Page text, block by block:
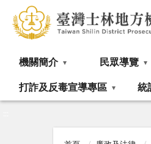
機關簡介 民眾導覽
打詐及反毒宣導專區 統